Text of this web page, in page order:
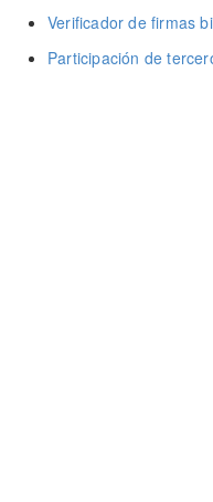
Verificador de firmas
Participación de